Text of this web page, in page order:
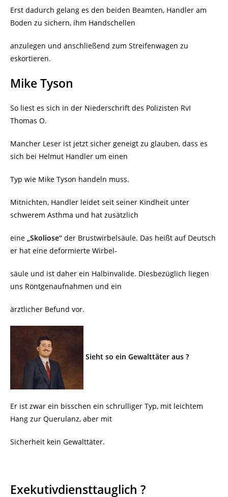
Erst dadurch gelang es den beiden Beamten, Handler am
Boden zu sichern, ihm Handschellen
anzulegen und anschließend zum Streifenwagen zu
eskortieren.
Mike Tyson
So liest es sich in der Niederschrift des Polizisten RvI
Thomas O.
Mancher Leser ist jetzt sicher geneigt zu glauben, dass es
sich bei Helmut Handler um einen
Typ wie Mike Tyson handeln muss.
Mitnichten, Handler leidet seit seiner Kindheit unter
schwerem Asthma und hat zusätzlich
eine „Skoliose“ der Brustwirbelsäule. Das heißt auf Deutsch
er hat eine deformierte Wirbel-
säule und ist daher ein Halbinvalide. Diesbezüglich liegen
uns Röntgenaufnahmen und ein
ärztlicher Befund vor.
Sieht so ein Gewalttäter aus ?
Er ist zwar ein bisschen ein schrulliger Typ, mit leichtem
Hang zur Querulanz, aber mit
Sicherheit kein Gewalttäter.
Exekutivdiensttauglich ?